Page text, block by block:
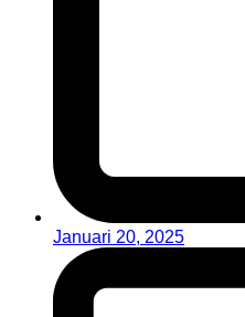
Januari 20, 2025